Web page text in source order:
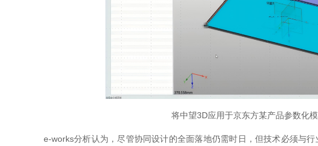
将中望3D应用于京东方某产品参数化
e-works分析认为，尽管协同设计的全面落地仍需时日，但技术必须与